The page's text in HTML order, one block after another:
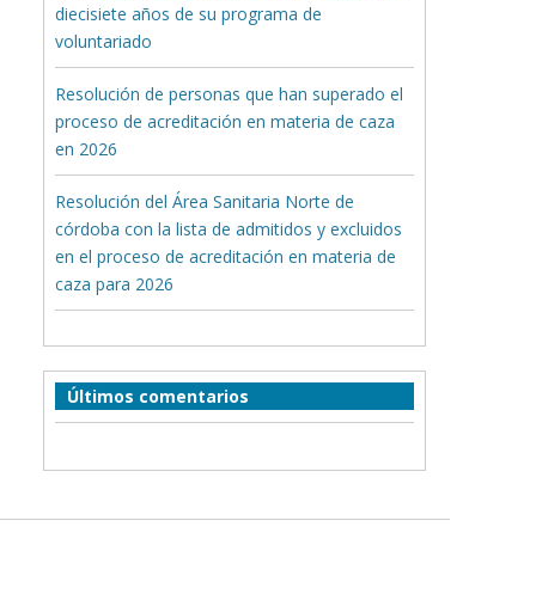
diecisiete años de su programa de
voluntariado
Resolución de personas que han superado el
proceso de acreditación en materia de caza
en 2026
Resolución del Área Sanitaria Norte de
córdoba con la lista de admitidos y excluidos
en el proceso de acreditación en materia de
caza para 2026
Últimos comentarios